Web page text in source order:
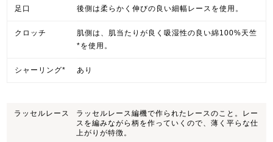
足口 後側は柔らかく伸びの良い細幅レースを使用。
クロッチ
肌側は、肌当たりが良く吸湿性の良い綿100%天竺
*を使用。
シャーリング* あり
ラッセルレース
ラッセルレース編機で作られたレースのこと。レー
スを編みながら柄を作っていくので、薄く平らな仕
上がりが特徴。